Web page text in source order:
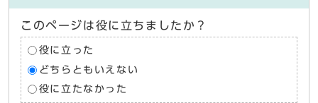
このページは役に立ちましたか？
役に立った
どちらともいえない
役に立たなかった